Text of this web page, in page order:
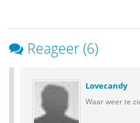
Reageer (6)
Lovecandy
Waar weer te